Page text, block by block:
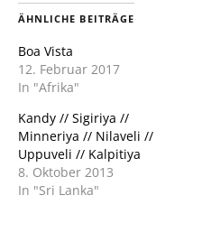
neuem
Fenster
neuem
Fenster
ÄHNLICHE BEITRÄGE
Boa Vista
12. Februar 2017
In "Afrika"
Kandy // Sigiriya //
Minneriya // Nilaveli //
Uppuveli // Kalpitiya
8. Oktober 2013
In "Sri Lanka"